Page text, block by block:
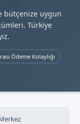
bütçenize uygun
Türkiye
Ödeme Kolaylığı